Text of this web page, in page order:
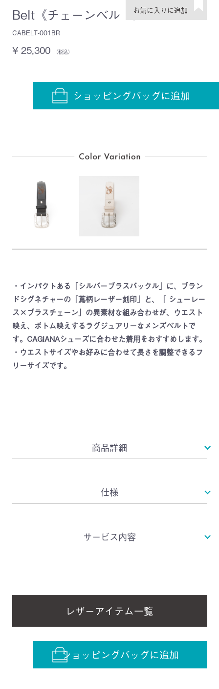
Belt《チェーンベルト》Brown
CABELT-001BR
¥ 25,300 （税込）
・インパクトある「シルバーブラスバックル」に、ブラン
ドシグネチャーの「蔦柄レーザー刻印」と、「 シューレー
ス×ブラスチェーン」の異素材な組み合わせが、ウエスト
映え、ボトム映えするラグジュアリーなメンズベルトで
す。CAGIANAシューズに合わせた着用をおすすめします。
・ウエストサイズやお好みに合わせて長さを調整できるフ
リーサイズです。
商品詳細
仕様
サービス内容
レザーアイテム一覧
ショッピングバッグに追加
ショッピングバッグに追加